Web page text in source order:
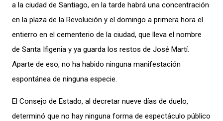
a la ciudad de Santiago, en la tarde habrá una concentración
en la plaza de la Revolución y el domingo a primera hora el
entierro en el cementerio de la ciudad, que lleva el nombre
de Santa Ifigenia y ya guarda los restos de José Martí.
Aparte de eso, no ha habido ninguna manifestación
espontánea de ninguna especie.
El Consejo de Estado, al decretar nueve días de duelo,
determinó que no hay ninguna forma de espectáculo público